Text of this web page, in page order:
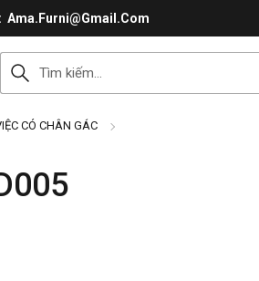
Ama.Furni@Gmail.Com
CÓ CHÂN GÁC